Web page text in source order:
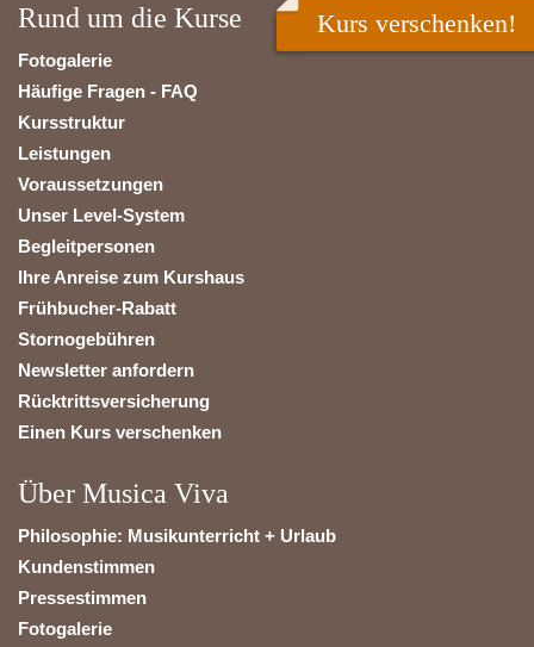
Rund um die Kurse
Fotogalerie
Häufige Fragen - FAQ
Kursstruktur
Leistungen
Voraussetzungen
Unser Level-System
Begleitpersonen
Ihre Anreise zum Kurshaus
Frühbucher-Rabatt
Stornogebühren
Newsletter anfordern
Rücktrittsversicherung
Einen Kurs verschenken
Über Musica Viva
Philosophie: Musikunterricht + Urlaub
Kundenstimmen
Pressestimmen
Fotogalerie
Kurs verschenken!